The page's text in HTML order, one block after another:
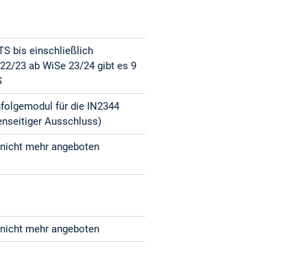
bis einschließlich
23 ab WiSe 23/24 gibt es 9
für die IN2344
Ausschluss)
mehr angeboten
mehr angeboten